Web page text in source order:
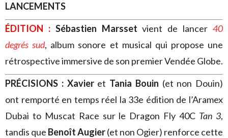
LANCEMENTS
ÉDITION : Sébastien Marsset vient de lancer40
degrés sud, album sonore et musical qui propose une
rétrospective immersive de son premier Vendée Globe.
PRÉCISIONS : Xavier et Tania Bouin (et non Douin)
ont remporté en temps réel la 33e édition de l’Aramex
Dubai to Muscat Race sur le Dragon Fly 40C Tan 3,
tandis que Benoît Augier(et non Ogier) renforce cette